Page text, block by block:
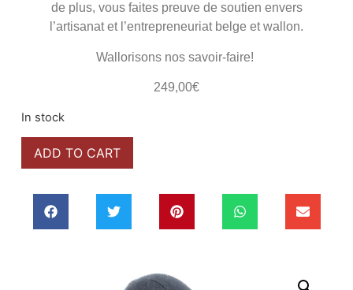
de plus, vous faites preuve de soutien envers
l’artisanat et l’entrepreneuriat belge et wallon.
Wallorisons nos savoir-faire!
249,00€
In stock
ADD TO CART